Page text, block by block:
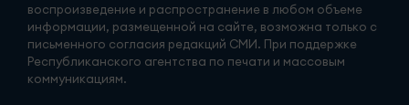
воспроизведение и распространение в любом объеме
информации, размещенной на сайте, возможна только с
письменного согласия редакций СМИ. При поддержке
Республиканского агентства по печати и массовым
коммуникациям.